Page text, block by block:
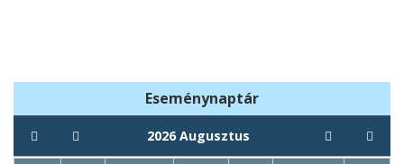
Eseménynaptár
2026 Augusztus